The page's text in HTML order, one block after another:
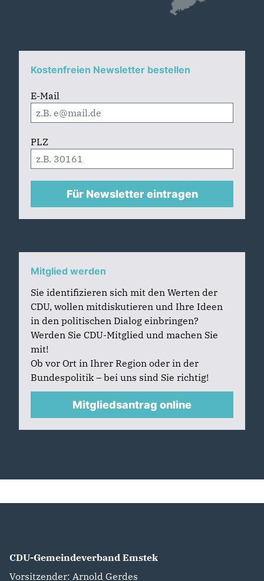
Kostenfreien Newsletter bestellen
E-Mail
PLZ
Für Newsletter eintragen
Mitglied werden
Sie identifizieren sich mit den Werten der
CDU, wollen mitdiskutieren und Ihre Ideen
in den politischen Dialog einbringen?
Werden Sie CDU-Mitglied und machen Sie
mit!
Ob vor Ort in Ihrer Region oder in der
Bundespolitik – bei uns sind Sie richtig!
Mitgliedsantrag online
CDU-Gemeindeverband Emstek
Vorsitzender: Arnold Gerdes